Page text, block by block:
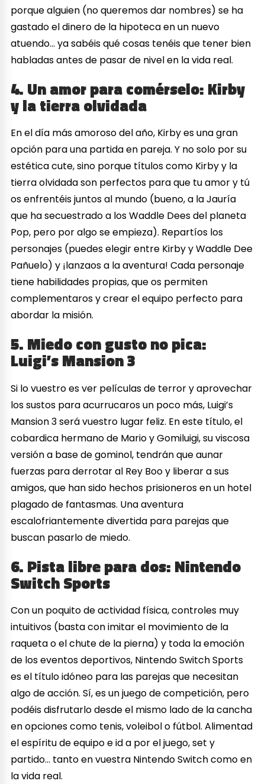
porque alguien (no queremos dar nombres) se ha
gastado el dinero de la hipoteca en un nuevo
atuendo… ya sabéis qué cosas tenéis que tener bien
habladas antes de pasar de nivel en la vida real.
4. Un amor para comérselo: Kirby
y la tierra olvidada
En el día más amoroso del año, Kirby es una gran
opción para una partida en pareja. Y no solo por su
estética cute, sino porque títulos como Kirby y la
tierra olvidada son perfectos para que tu amor y tú
os enfrentéis juntos al mundo (bueno, a la Jauría
que ha secuestrado a los Waddle Dees del planeta
Pop, pero por algo se empieza). Repartíos los
personajes (puedes elegir entre Kirby y Waddle Dee
Pañuelo) y ¡lanzaos a la aventura! Cada personaje
tiene habilidades propias, que os permiten
complementaros y crear el equipo perfecto para
abordar la misión.
5. Miedo con gusto no pica:
Luigi’s Mansion 3
Si lo vuestro es ver películas de terror y aprovechar
los sustos para acurrucaros un poco más, Luigi’s
Mansion 3 será vuestro lugar feliz. En este título, el
cobardica hermano de Mario y Gomiluigi, su viscosa
versión a base de gominol, tendrán que aunar
fuerzas para derrotar al Rey Boo y liberar a sus
amigos, que han sido hechos prisioneros en un hotel
plagado de fantasmas. Una aventura
escalofriantemente divertida para parejas que
buscan pasarlo de miedo.
6. Pista libre para dos: Nintendo
Switch Sports
Con un poquito de actividad física, controles muy
intuitivos (basta con imitar el movimiento de la
raqueta o el chute de la pierna) y toda la emoción
de los eventos deportivos, Nintendo Switch Sports
es el título idóneo para las parejas que necesitan
algo de acción. Sí, es un juego de competición, pero
podéis disfrutarlo desde el mismo lado de la cancha
en opciones como tenis, voleibol o fútbol. Alimentad
el espíritu de equipo e id a por el juego, set y
partido… tanto en vuestra Nintendo Switch como en
la vida real.